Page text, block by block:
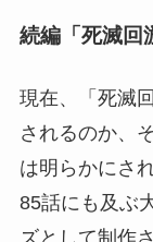
続編「死滅回
現在、「死滅
されるのか、
は明らかにさ
85話にも及ぶ
ズとして制作